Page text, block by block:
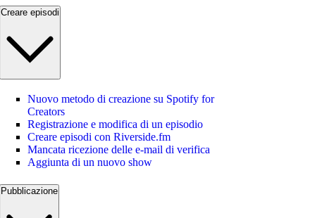
Creare episodi
Nuovo metodo di creazione su Spotify for
Creators
Registrazione e modifica di un episodio
Creare episodi con Riverside.fm
Mancata ricezione delle e-mail di verifica
Aggiunta di un nuovo show
Pubblicazione